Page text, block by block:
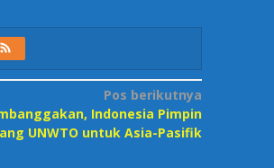
Pos berikutnya
Indonesia Pimpin
UNWTO untuk Asia-Pasifik